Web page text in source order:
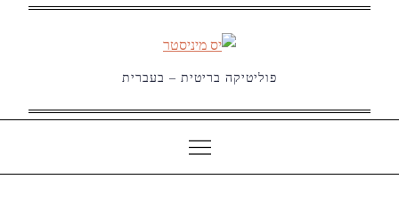
פוליטיקה בריטית – בעברית